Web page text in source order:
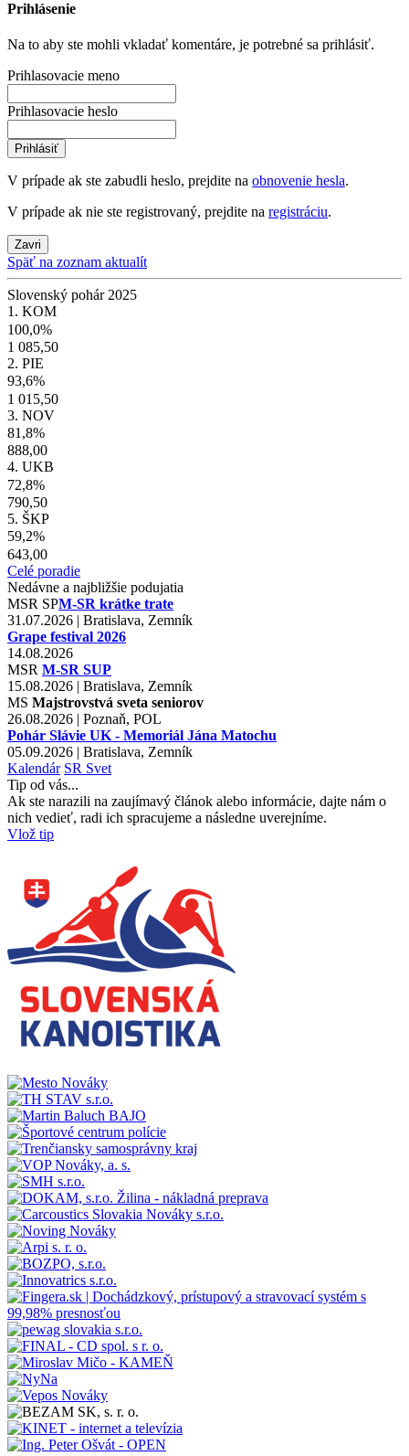
Prihlásenie
Na to aby ste mohli vkladať komentáre, je potrebné sa prihlásiť.
Prihlasovacie meno
Prihlasovacie heslo
Prihlásiť
V prípade ak ste zabudli heslo, prejdite na obnovenie hesla.
V prípade ak nie ste registrovaný, prejdite na registráciu.
Zavri
Späť na zoznam aktualít
Slovenský pohár 2025
1. KOM
100,0%
1 085,50
2. PIE
93,6%
1 015,50
3. NOV
81,8%
888,00
4. UKB
72,8%
790,50
5. ŠKP
59,2%
643,00
Celé poradie
Nedávne a najbližšie podujatia
MSR SPM-SR krátke trate
31.07.2026 | Bratislava, Zemník
Grape festival 2026
14.08.2026
MSR M-SR SUP
15.08.2026 | Bratislava, Zemník
MS Majstrovstvá sveta seniorov
26.08.2026 | Poznaň, POL
Pohár Slávie UK - Memoriál Jána Matochu
05.09.2026 | Bratislava, Zemník
Kalendár SR Svet
Tip od vás...
Ak ste narazili na zaujímavý článok alebo informácie, dajte nám o
nich vedieť, radi ich spracujeme a následne uverejníme.
Vlož tip